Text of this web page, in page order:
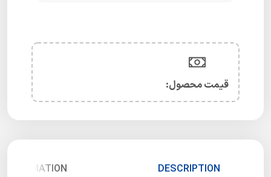
قیمت محصول:​
DESCRIPTION